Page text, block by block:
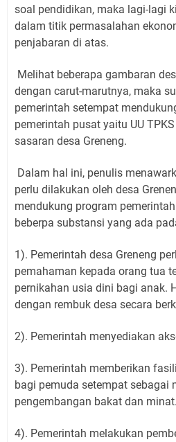
soal pendidikan, maka lagi-lagi
dalam titik permasalahan
penjabaran di atas.
Melihat beberapa gambaran
dengan carut-marutnya, maka
pemerintah setempat
pemerintah pusat yaitu UU
sasaran desa Greneng.
Dalam hal ini, penulis
perlu dilakukan oleh desa
mendukung program
beberpa substansi yang ada
1). Pemerintah desa Greneng
pemahaman kepada orang tua
pernikahan usia dini bagi anak.
dengan rembuk desa secara
2). Pemerintah menyediakan
3). Pemerintah memberikan
bagi pemuda setempat sebagai
pengembangan bakat dan minat.
4). Pemerintah melakukan